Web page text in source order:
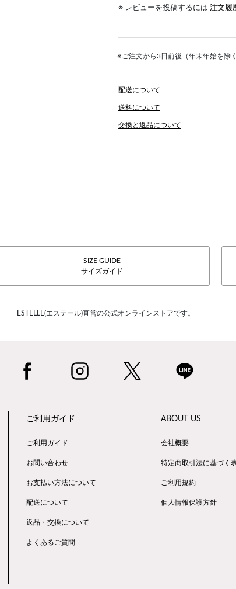
※ レビューを投稿するには 注文履
※ご注文から3日前後（年末年始を除
配送について
送料について
交換と返品について
SIZE GUIDE
サイズガイド
ESTELLE(エステール)直営の公式オンラインストアです。
ご利用ガイド
ご利用ガイド
お問い合わせ
お支払い方法について
配送について
返品・交換について
よくあるご質問
ABOUT US
会社概要
特定商取引法に基づく
ご利用規約
個人情報保護方針